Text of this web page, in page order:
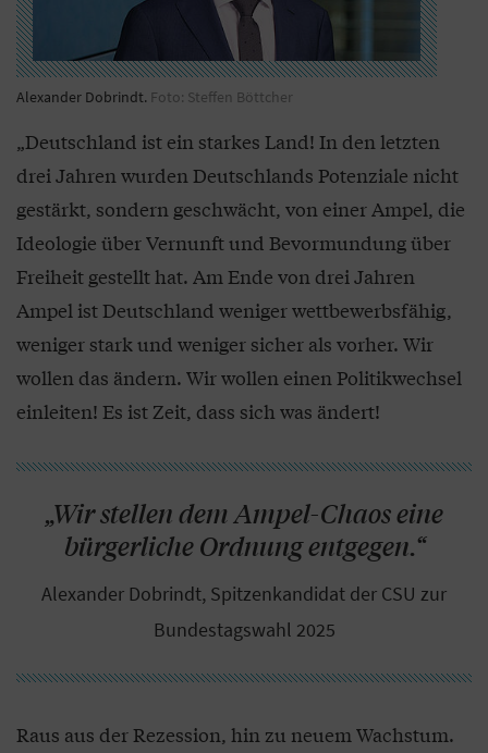
Alexander Dobrindt. Foto: Steffen Böttcher
„Deutschland ist ein starkes Land! In den letzten
drei Jahren wurden Deutschlands Potenziale nicht
gestärkt, sondern geschwächt, von einer Ampel, die
Ideologie über Vernunft und Bevormundung über
Freiheit gestellt hat. Am Ende von drei Jahren
Ampel ist Deutschland weniger wettbewerbsfähig,
weniger stark und weniger sicher als vorher. Wir
wollen das ändern. Wir wollen einen Politikwechsel
einleiten! Es ist Zeit, dass sich was ändert!
„Wir stellen dem Ampel-Chaos eine
bürgerliche Ordnung entgegen.“
Alexander Dobrindt, Spitzenkandidat der CSU zur
Bundestagswahl 2025
Raus aus der Rezession, hin zu neuem Wachstum.